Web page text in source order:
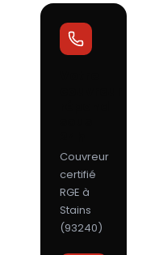
Couvreur
certifié
RGE à
Stains
(93240)